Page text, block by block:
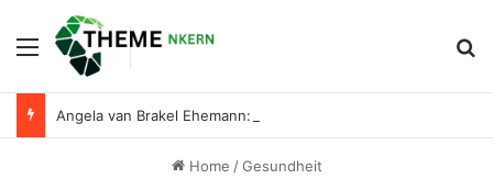
Menu
Home / Gesundheit